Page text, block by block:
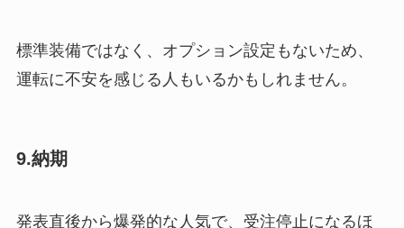
標準装備ではなく、オプション設定もないため、
運転に不安を感じる人もいるかもしれません。
9.納期
発表直後から爆発的な人気で、受注停止になるほ